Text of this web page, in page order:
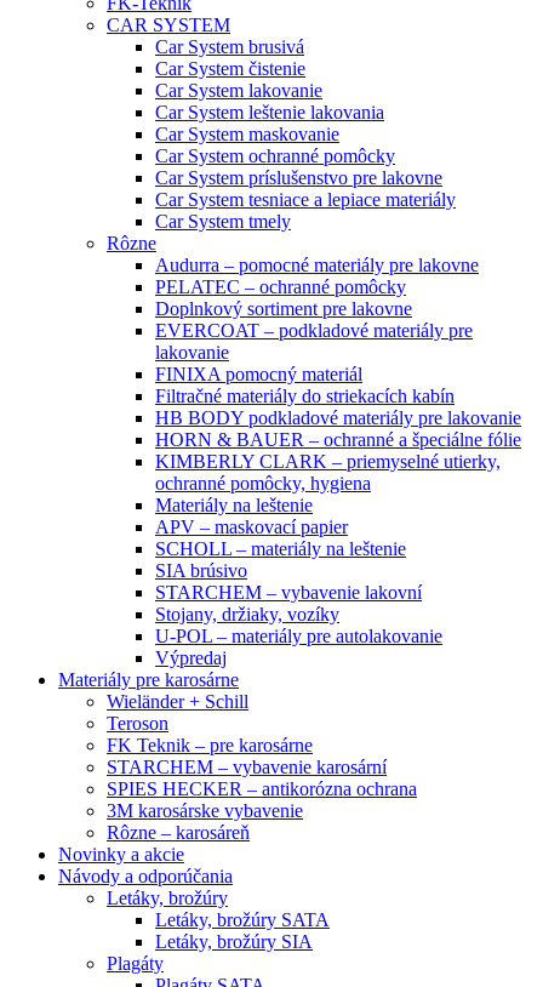
CAR SYSTEM
Car System brusivá
Car System čistenie
Car System lakovanie
Car System leštenie lakovania
Car System maskovanie
Car System ochranné pomôcky
Car System príslušenstvo pre lakovne
Car System tesniace a lepiace materiály
Car System tmely
Rôzne
Audurra – pomocné materiály pre lakovne
PELATEC – ochranné pomôcky
Doplnkový sortiment pre lakovne
EVERCOAT – podkladové materiály pre
lakovanie
FINIXA pomocný materiál
Filtračné materiály do striekacích kabín
HB BODY podkladové materiály pre lakovanie
HORN & BAUER – ochranné a špeciálne fólie
KIMBERLY CLARK – priemyselné utierky,
ochranné pomôcky, hygiena
Materiály na leštenie
APV – maskovací papier
SCHOLL – materiály na leštenie
SIA brúsivo
STARCHEM – vybavenie lakovní
Stojany, držiaky, vozíky
U-POL – materiály pre autolakovanie
Výpredaj
Materiály pre karosárne
Wieländer + Schill
Teroson
FK Teknik – pre karosárne
STARCHEM – vybavenie karosární
SPIES HECKER – antikorózna ochrana
3M karosárske vybavenie
Rôzne – karosáreň
Novinky a akcie
Návody a odporúčania
Letáky, brožúry
Letáky, brožúry SATA
Letáky, brožúry SIA
Plagáty